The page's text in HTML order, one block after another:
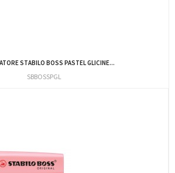
STABILO BOSS PASTEL GLICINE...
SBBOSSPGL